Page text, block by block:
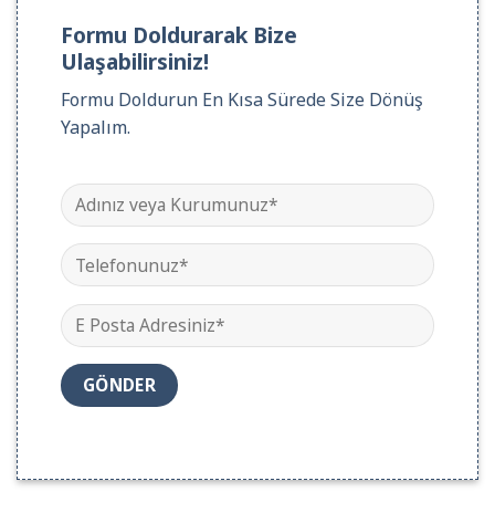
Formu Doldurarak Bize
Ulaşabilirsiniz!
Formu Doldurun En Kısa Sürede Size Dönüş
Yapalım.